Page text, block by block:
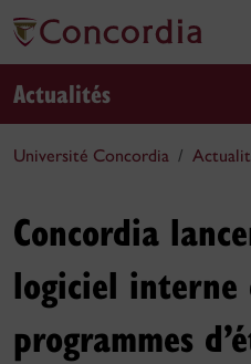
Actualités
Université Concordia
Concordia
logiciel interne
programmes